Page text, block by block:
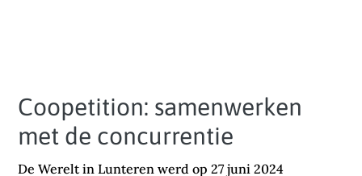
Coopetition: samenwerken
met de concurrentie
De Werelt in Lunteren werd op 27 juni 2024